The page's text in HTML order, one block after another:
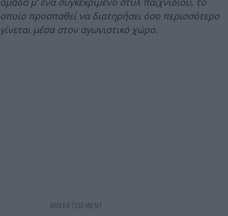
οποίο προσπαθεί να διατηρήσει όσο περισσότερο
γίνεται μέσα στον αγωνιστικό χώρο.